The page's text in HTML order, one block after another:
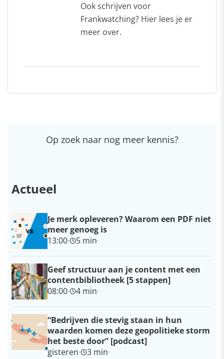
Ook schrijven voor
Frankwatching? Hier lees je er
meer over.
Op zoek naar nog meer kennis?
Actueel
Je merk opleveren? Waarom een PDF niet
meer genoeg is
13:00· 5 min·
Geef structuur aan je content met een
contentbibliotheek [5 stappen]
08:00· 4 min·
“Bedrijven die stevig staan in hun
waarden komen deze geopolitieke storm
het beste door” [podcast]
gisteren· 3 min·